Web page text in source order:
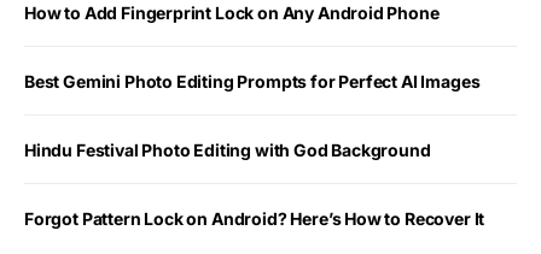
How to Add Fingerprint Lock on Any Android Phone
Best Gemini Photo Editing Prompts for Perfect AI Images
Hindu Festival Photo Editing with God Background
Forgot Pattern Lock on Android? Here’s How to Recover It